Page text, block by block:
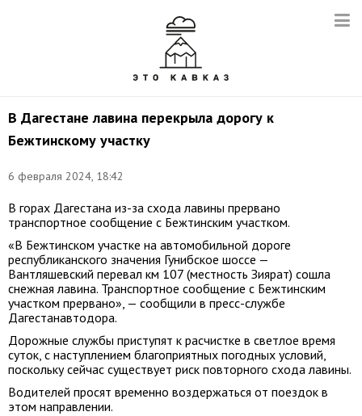
В Дагестане лавина перекрыла дорогу к
Бежтинскому участку
6 февраля 2024, 18:42
В горах Дагестана из-за схода лавины прервано
транспортное сообщение с Бежтинским участком.
«В Бежтинском участке на автомобильной дороге
республиканского значения Гунибское шоссе —
Вантляшевский перевал км 107 (местность Зиярат) сошла
снежная лавина. Транспортное сообщение с Бежтинским
участком прервано», — сообщили в пресс-службе
Дагестанавтодора.
Дорожные службы приступят к расчистке в светлое время
суток, с наступлением благоприятных погодных условий,
поскольку сейчас существует риск повторного схода лавины.
Водителей просят временно воздержаться от поездок в
этом направлении.